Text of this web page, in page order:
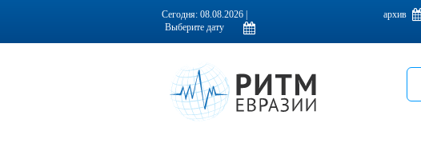
Информационно-аналитическое издание, посвященное актуальным проблемам
Сегодня: 08.08.2026 | архив